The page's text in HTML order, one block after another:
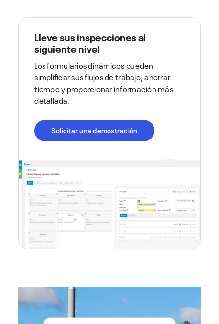
Lleve sus inspecciones al
siguiente nivel
Los formularios dinámicos pueden
simplificar sus flujos de trabajo, ahorrar
tiempo y proporcionar información más
detallada.
Solicitar una demostración